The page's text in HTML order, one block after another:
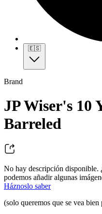
🇪🇸
Brand
JP Wiser's 10
Barreled
No hay descripción disponible.
podemos añadir algunas
Háznoslo saber
(solo queremos que se vea bien